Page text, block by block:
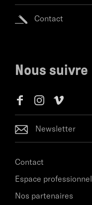
Contact
Nous suivre
Newsletter
Contact
Espace professionnel
Nos partenaires